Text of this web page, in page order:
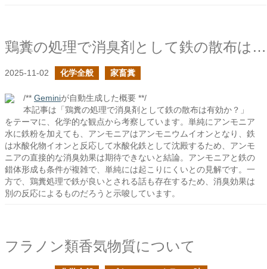
鶏糞の処理で消臭剤として鉄の散布は有効か？
2025-11-02 化学全般 家畜糞
/** Geminiが自動生成した概要 **/
本記事は「鶏糞の処理で消臭剤として鉄の散布は有効か？」
をテーマに、化学的な観点から考察しています。単純にアンモニア
水に鉄粉を加えても、アンモニアはアンモニウムイオンとなり、鉄
は水酸化物イオンと反応して水酸化鉄として沈殿するため、アンモ
ニアの直接的な消臭効果は期待できないと結論。アンモニアと鉄の
錯体形成も条件が複雑で、単純には起こりにくいとの見解です。一
方で、鶏糞処理で鉄が良いとされる話も存在するため、消臭効果は
別の反応によるものだろうと示唆しています。
フラノン類香気物質について